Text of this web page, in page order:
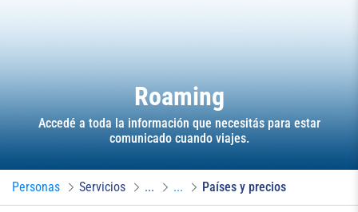
Roaming
Accedé a toda la información que necesitás para estar
comunicado cuando viajes.
Personas Servicios ... ... Países y precios